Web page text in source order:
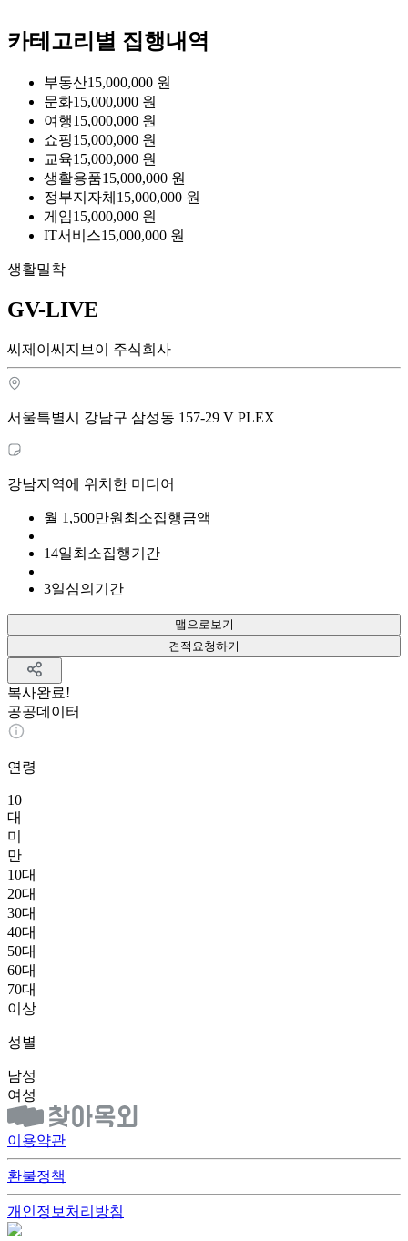
카테고리별 집행내역
부동산15,000,000 원
문화15,000,000 원
여행15,000,000 원
쇼핑15,000,000 원
교육15,000,000 원
생활용품15,000,000 원
정부지자체 15,000,000 원
게임15,000,000 원
IT서비스15,000,000 원
생활밀착
GV-LIVE
씨제이씨지브이 주식회사
서울특별시 강남구 삼성동 157-29 V PLEX
강남지역에 위치한 미디어
월 1,500만원 최소집행금액
14일최소집행기간
3일심의기간
맵으로보기
견적요청하기
복사완료!
공공데이터
연령
10
대
미
만
10대
20대
30대
40대
50대
60대
70대
이상
성별
남성
여성
이용약관
환불정책
개인정보처리방침